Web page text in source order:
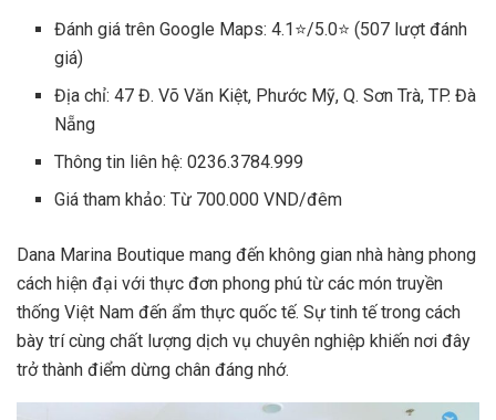
Đánh giá trên Google Maps: 4.1⭐/5.0⭐ (507 lượt đánh
giá)
Địa chỉ: 47 Đ. Võ Văn Kiệt, Phước Mỹ, Q. Sơn Trà, TP. Đà
Nẵng
Thông tin liên hệ: 0236.3784.999
Giá tham khảo: Từ 700.000 VND/đêm
Dana Marina Boutique mang đến không gian nhà hàng phong
cách hiện đại với thực đơn phong phú từ các món truyền
thống Việt Nam đến ẩm thực quốc tế. Sự tinh tế trong cách
bày trí cùng chất lượng dịch vụ chuyên nghiệp khiến nơi đây
trở thành điểm dừng chân đáng nhớ.